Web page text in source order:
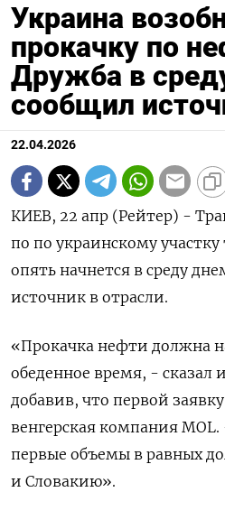
Украина
прокачку по
Дружба в
сообщил
22.04.2026
КИЕВ, 22 апр (Рейтер) -
‌по по украинскому
опять ​начнется в ​среду
источник ‌в отрасли.
«Прокачка нефти ​должна
обеденное время, - сказал
добавив, ​что ​первой
венгерская компания
первые объемы в равных
и Словакию».